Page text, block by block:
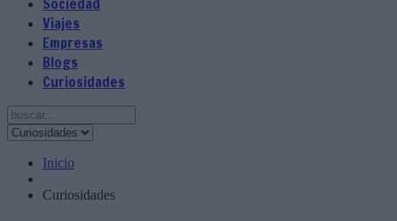
Viajes
Empresas
Blogs
Curiosidades
Inicio
Curiosidades